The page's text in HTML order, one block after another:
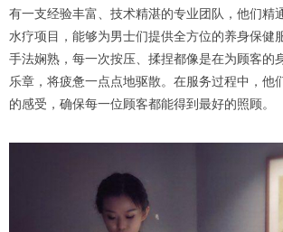
有一支经验丰富、技术精湛的专业团队，他们精
水疗项目，能够为男士们提供全方位的养身保健
手法娴熟，每一次按压、揉捏都像是在为顾客的
乐章，将疲惫一点点地驱散。在服务过程中，他
的感受，确保每一位顾客都能得到最好的照顾。